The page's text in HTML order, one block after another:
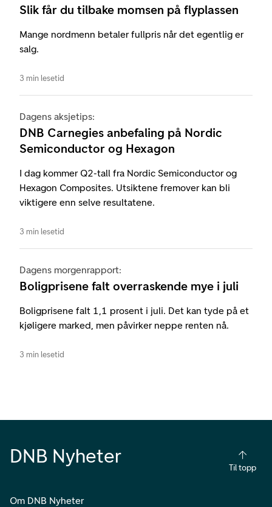
Slik får du tilbake momsen på flyplassen
Mange nordmenn betaler fullpris når det egentlig er
salg.
3 min lesetid
Dagens aksjetips:
DNB Carnegies anbefaling på Nordic
Semiconductor og Hexagon
I dag kommer Q2-tall fra Nordic Semiconductor og
Hexagon Composites. Utsiktene fremover kan bli
viktigere enn selve resultatene.
3 min lesetid
Dagens morgenrapport:
Boligprisene falt overraskende mye i juli
Boligprisene falt 1,1 prosent i juli. Det kan tyde på et
kjøligere marked, men påvirker neppe renten nå.
3 min lesetid
DNB Nyheter
Til topp
Om DNB Nyheter